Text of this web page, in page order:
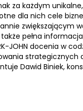
za każdym
dla nich cele
zwiększającym
pełna
JOHN docenia w
strategicznych
Dawid Biniek,